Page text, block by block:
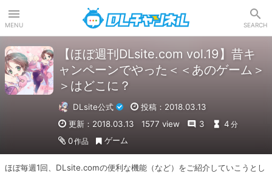
MENU SEARCH
【ほぼ週刊DLsite.com vol.19】昔キ
ャンペーンでやった＜＜あのゲーム＞
＞はどこに？
DLsite公式
投稿：2018.03.13
更新：2018.03.13
1577 view 3 4 分
0作品 ゲーム
ほぼ毎週1回、DLsite.comの便利な機能（など）をご紹介していこうとし